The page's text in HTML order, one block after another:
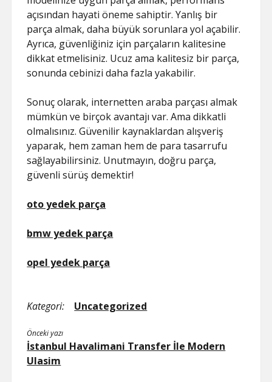
açısından hayati öneme sahiptir. Yanlış bir
parça almak, daha büyük sorunlara yol açabilir.
Ayrıca, güvenliğiniz için parçaların kalitesine
dikkat etmelisiniz. Ucuz ama kalitesiz bir parça,
sonunda cebinizi daha fazla yakabilir.
Sonuç olarak, internetten araba parçası almak
mümkün ve birçok avantajı var. Ama dikkatli
olmalısınız. Güvenilir kaynaklardan alışveriş
yaparak, hem zaman hem de para tasarrufu
sağlayabilirsiniz. Unutmayın, doğru parça,
güvenli sürüş demektir!
oto yedek parça
bmw yedek parça
opel yedek parça
Kategori: Uncategorized
Önceki yazı
İstanbul Havalimani Transfer İle Modern
Ulasim